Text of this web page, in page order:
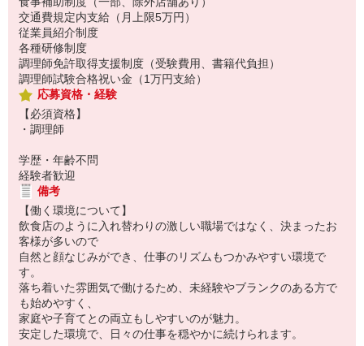
交通費規定内支給（月上限5万円）
従業員紹介制度
各種研修制度
調理師免許取得支援制度（受験費用、書籍代負担）
調理師試験合格祝い金（1万円支給）
応募資格・経験
【必須資格】
・調理師
学歴・年齢不問
経験者歓迎
備考
【働く環境について】
飲食店のように入れ替わりの激しい職場ではなく、決まったお
客様が多いので
自然と顔なじみができ、仕事のリズムもつかみやすい環境で
す。
落ち着いた雰囲気で働けるため、未経験やブランクのある方で
も始めやすく、
家庭や子育てとの両立もしやすいのが魅力。
安定した環境で、日々の仕事を穏やかに続けられます。